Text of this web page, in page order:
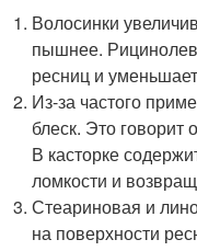
Волосинки
пышнее.
ресниц и
Из-за частого
блеск. Это говорит
В касторке
ломкости и
Стеариновая и
на поверхности